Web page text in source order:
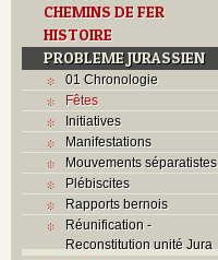
CHEMINS DE FER
HISTOIRE
PROBLEME JURASSIEN
01 Chronologie
Fêtes
Initiatives
Manifestations
Mouvements séparatistes
Plébiscites
Rapports bernois
Réunification -
Reconstitution unité Jura